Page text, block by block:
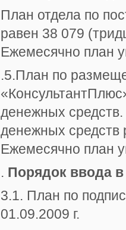
План отдела по
равен 38 079
Ежемесячно план
.5.План по
денежных
денежных средств
Ежемесячно план
. Порядок ввода
3.1. План по
01.09.2009 г.